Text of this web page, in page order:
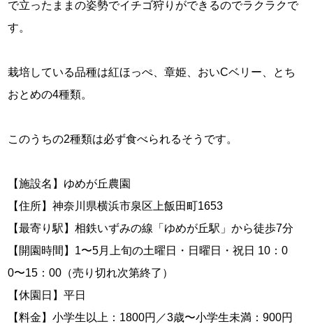
で立ったままの姿勢でイチゴ狩りができるのでラクラクで
す。
栽培している品種は紅ほっぺ、章姫、おいCベリー、とち
おとめの4種類。
このうちの2種類は必ず食べられるそうです。
【施設名】ゆめが丘農園
【住所】神奈川県横浜市泉区上飯田町1653
【最寄り駅】相鉄いずみの線「ゆめが丘駅」から徒歩7分
【開園時間】1〜5月上旬の土曜日・日曜日・祝日 10：0
0〜15：00（売り切れ次第終了）
【休園日】平日
【料金】小学生以上：1800円／3歳〜小学生未満：900円